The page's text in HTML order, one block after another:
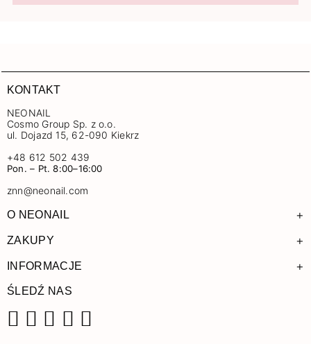
KONTAKT
NEONAIL
Cosmo Group Sp. z o.o.
ul. Dojazd 15, 62-090 Kiekrz
+48 612 502 439
Pon. – Pt. 8:00–16:00
znn@neonail.com
O NEONAIL +
ZAKUPY +
INFORMACJE +
ŚLEDŹ NAS